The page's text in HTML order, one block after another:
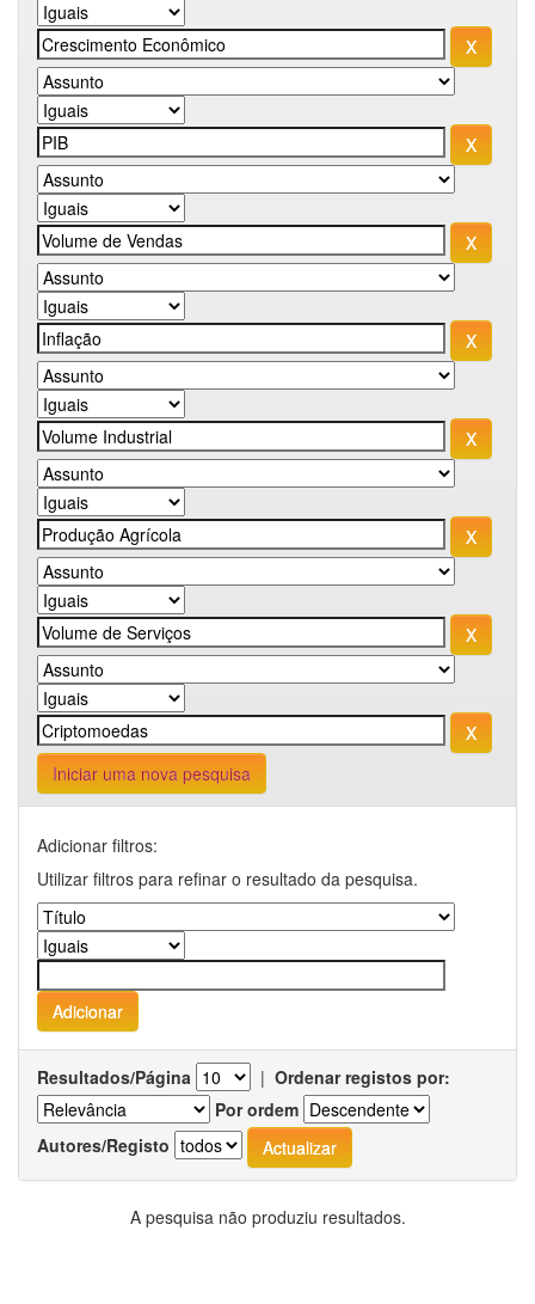
Iniciar uma nova pesquisa
Adicionar filtros:
Utilizar filtros para refinar o resultado da pesquisa.
Resultados/Página | Ordenar registos por:
Por ordem
Autores/Registo
A pesquisa não produziu resultados.